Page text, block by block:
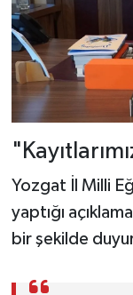
Yozgat İl Milli
yaptığı
bir şekilde